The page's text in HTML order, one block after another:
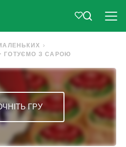
ГОТУЄМО З САРОЮ
ГРУ